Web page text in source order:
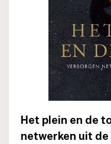
Het plein en de
netwerken uit